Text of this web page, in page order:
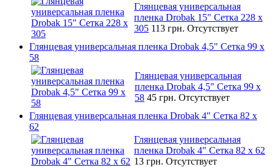
Глянцевая универсальная
пленка Drobak 15" Сетка 228 x
305 113 грн. Отсутствует
Глянцевая универсальная пленка Drobak 4,5" Сетка 99 x
58
Глянцевая универсальная
пленка Drobak 4,5" Сетка 99 x
58 45 грн. Отсутствует
Глянцевая универсальная пленка Drobak 4" Сетка 82 x
62
Глянцевая универсальная
пленка Drobak 4" Сетка 82 x 62
13 грн. Отсутствует